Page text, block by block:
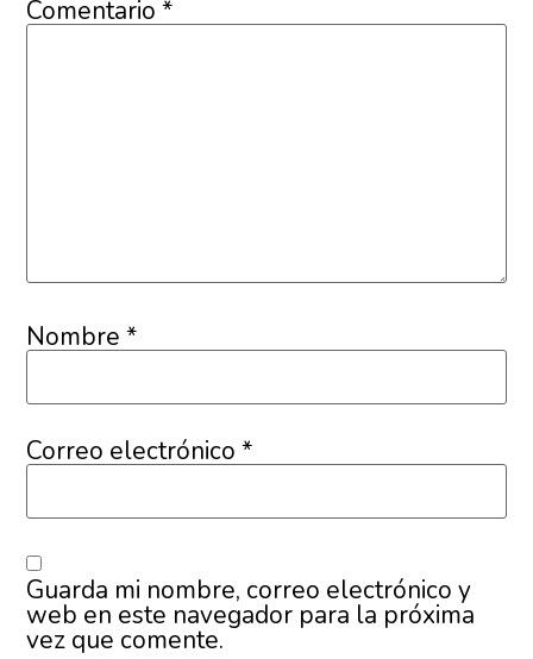
Comentario*
Nombre*
Correo electrónico*
Guarda mi nombre, correo electrónico y
web en este navegador para la próxima
vez que comente.